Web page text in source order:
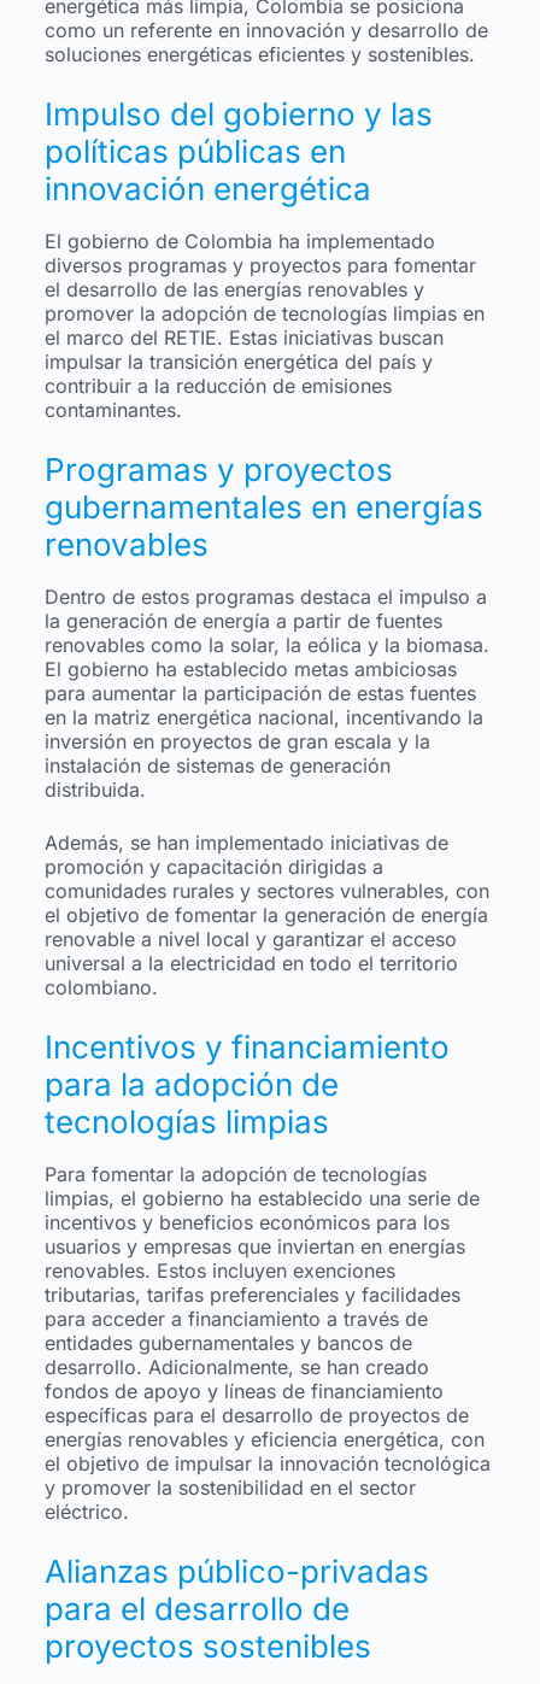
energética más limpia, Colombia se posiciona
como un referente en innovación y desarrollo de
soluciones energéticas eficientes y sostenibles.
Impulso del gobierno y las
políticas públicas en
innovación energética
El gobierno de Colombia ha implementado
diversos programas y proyectos para fomentar
el desarrollo de las energías renovables y
promover la adopción de tecnologías limpias en
el marco del RETIE. Estas iniciativas buscan
impulsar la transición energética del país y
contribuir a la reducción de emisiones
contaminantes.
Programas y proyectos
gubernamentales en energías
renovables
Dentro de estos programas destaca el impulso a
la generación de energía a partir de fuentes
renovables como la solar, la eólica y la biomasa.
El gobierno ha establecido metas ambiciosas
para aumentar la participación de estas fuentes
en la matriz energética nacional, incentivando la
inversión en proyectos de gran escala y la
instalación de sistemas de generación
distribuida.
Además, se han implementado iniciativas de
promoción y capacitación dirigidas a
comunidades rurales y sectores vulnerables, con
el objetivo de fomentar la generación de energía
renovable a nivel local y garantizar el acceso
universal a la electricidad en todo el territorio
colombiano.
Incentivos y financiamiento
para la adopción de
tecnologías limpias
Para fomentar la adopción de tecnologías
limpias, el gobierno ha establecido una serie de
incentivos y beneficios económicos para los
usuarios y empresas que inviertan en energías
renovables. Estos incluyen exenciones
tributarias, tarifas preferenciales y facilidades
para acceder a financiamiento a través de
entidades gubernamentales y bancos de
desarrollo. Adicionalmente, se han creado
fondos de apoyo y líneas de financiamiento
específicas para el desarrollo de proyectos de
energías renovables y eficiencia energética, con
el objetivo de impulsar la innovación tecnológica
y promover la sostenibilidad en el sector
eléctrico.
Alianzas público-privadas
para el desarrollo de
proyectos sostenibles